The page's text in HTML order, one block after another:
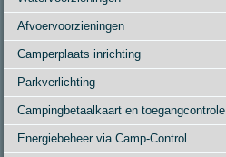
Afvoervoorzieningen
Camperplaats inrichting
Parkverlichting
Campingbetaalkaart en toegangcontrole
Energiebeheer via Camp-Control